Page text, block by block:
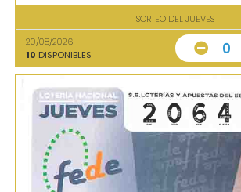
SORTEO DEL JUEVES
20/08/2026
10 DISPONIBLES 0